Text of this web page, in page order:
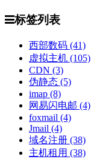
标签列表
西部数码 (41)
虚拟主机 (105)
CDN (3)
伪静态 (5)
imap (8)
网易闪电邮 (4)
foxmail (4)
Jmail (4)
域名注册 (38)
主机租用 (38)